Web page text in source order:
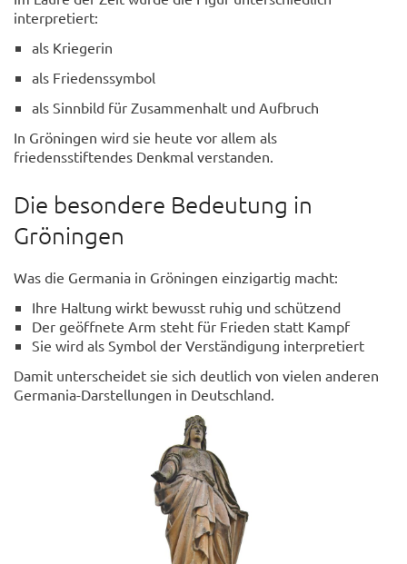
interpretiert:
als Kriegerin
als Friedenssymbol
als Sinnbild für Zusammenhalt und Aufbruch
In Gröningen wird sie heute vor allem als
friedensstiftendes Denkmal verstanden.
Die besondere Bedeutung in
Gröningen
Was die Germania in Gröningen einzigartig macht:
Ihre Haltung wirkt bewusst ruhig und schützend
Der geöffnete Arm steht für Frieden statt Kampf
Sie wird als Symbol der Verständigung interpretiert
Damit unterscheidet sie sich deutlich von vielen anderen
Germania-Darstellungen in Deutschland.